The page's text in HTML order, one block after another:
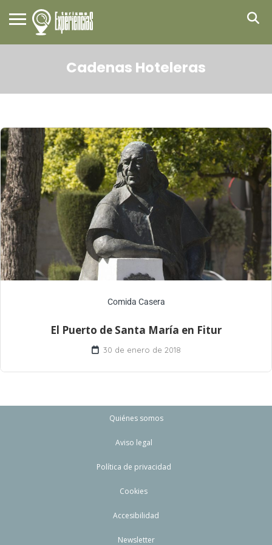
Cadenas Hoteleras
Comida Casera
El Puerto de Santa María en Fitur
30 de enero de 2018
Quiénes somos
Aviso legal
Política de privacidad
Cookies
Accesibilidad
Newsletter